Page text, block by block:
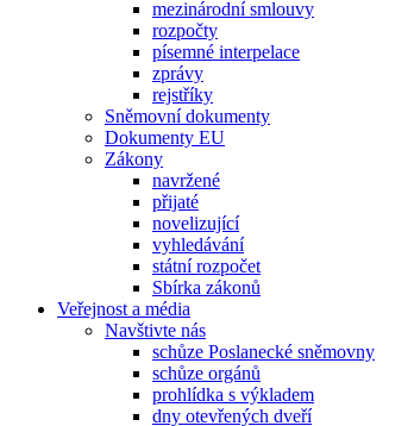
mezinárodní smlouvy
rozpočty
písemné interpelace
zprávy
rejstříky
Sněmovní dokumenty
Dokumenty EU
Zákony
navržené
přijaté
novelizující
vyhledávání
státní rozpočet
Sbírka zákonů
Veřejnost a média
Navštivte nás
schůze Poslanecké sněmovny
schůze orgánů
prohlídka s výkladem
dny otevřených dveří